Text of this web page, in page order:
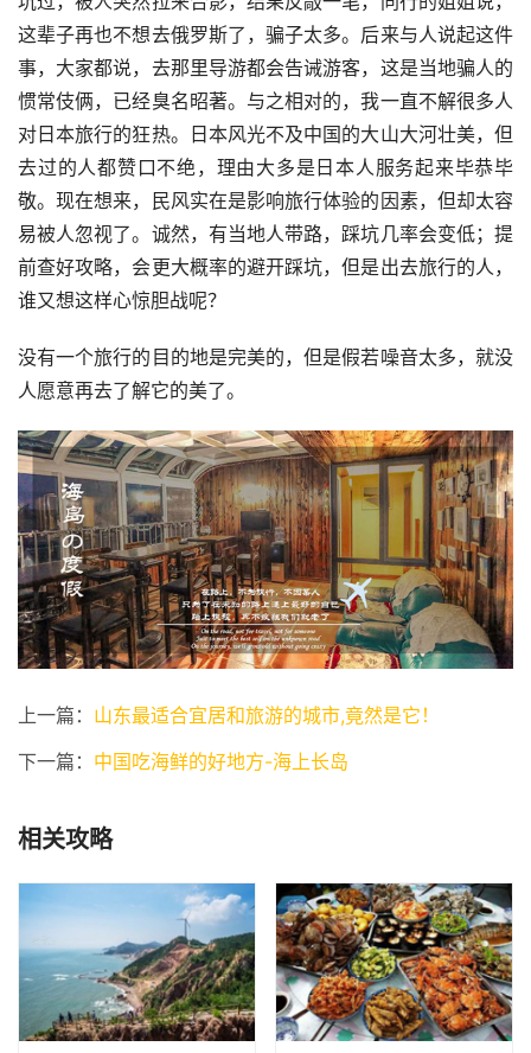
这辈子再也不想去俄罗斯了，骗子太多。后来与人说起这件
事，大家都说，去那里导游都会告诫游客，这是当地骗人的
惯常伎俩，已经臭名昭著。与之相对的，我一直不解很多人
对日本旅行的狂热。日本风光不及中国的大山大河壮美，但
去过的人都赞口不绝，理由大多是日本人服务起来毕恭毕
敬。现在想来，民风实在是影响旅行体验的因素，但却太容
易被人忽视了。诚然，有当地人带路，踩坑几率会变低；提
前查好攻略，会更大概率的避开踩坑，但是出去旅行的人，
谁又想这样心惊胆战呢？
没有一个旅行的目的地是完美的，但是假若噪音太多，就没
人愿意再去了解它的美了。
上一篇： 山东最适合宜居和旅游的城市,竟然是它！
下一篇： 中国吃海鲜的好地方-海上长岛
相关攻略